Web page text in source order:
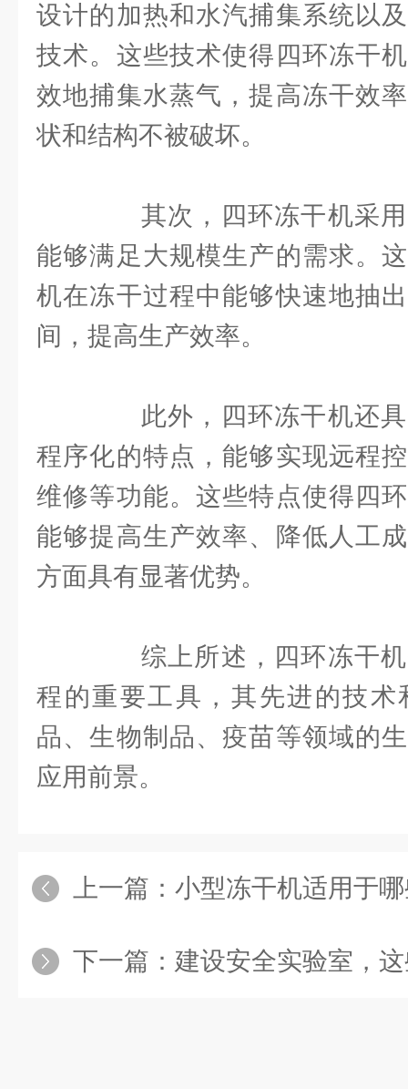
设计的加热和水汽捕集系统以
技术。这些技术使得四环冻干
效地捕集水蒸气，提高冻干效
状和结构不被破坏。
其次，四环冻干机采用
能够满足大规模生产的需求。
机在冻干过程中能够快速地抽
间，提高生产效率。
此外，四环冻干机还具
程序化的特点，能够实现远程
维修等功能。这些特点使得四
能够提高生产效率、降低人工
方面具有显著优势。
综上所述，四环冻干机
程的重要工具，其先进的技术
品、生物制品、疫苗等领域的
应用前景。
上一篇： 小型冻干机适用于
下一篇： 建设安全实验室，这些